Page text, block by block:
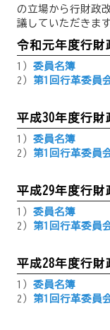
の立場から行財政
議していただきます
令和元年度行財
1） 委員名簿
2） 第1回行革委員
平成30年度行
1） 委員名簿
2） 第1回行革委員
平成29年度行
1） 委員名簿
2） 第1回行革委員
平成28年度行
1） 委員名簿
2） 第1回行革委員